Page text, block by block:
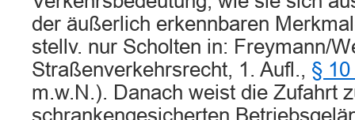
der äußerlich erkennbaren
stellv. nur Scholten in: Freymann/
Straßenverkehrsrecht, 1. Aufl., §
m.w.N.). Danach weist die Zufahrt
schrankengesicherten